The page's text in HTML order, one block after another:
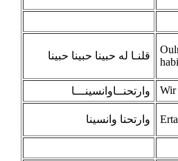
قلنـا له حبينا حبينا حبينا
وارتحنــاوانسينـــا Wir
وارتحنا وانسينا